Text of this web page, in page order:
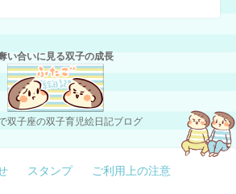
い合いに見る双子の成長
双子座の双子育児絵日記ブログ
スタンプ ご利用上の注意